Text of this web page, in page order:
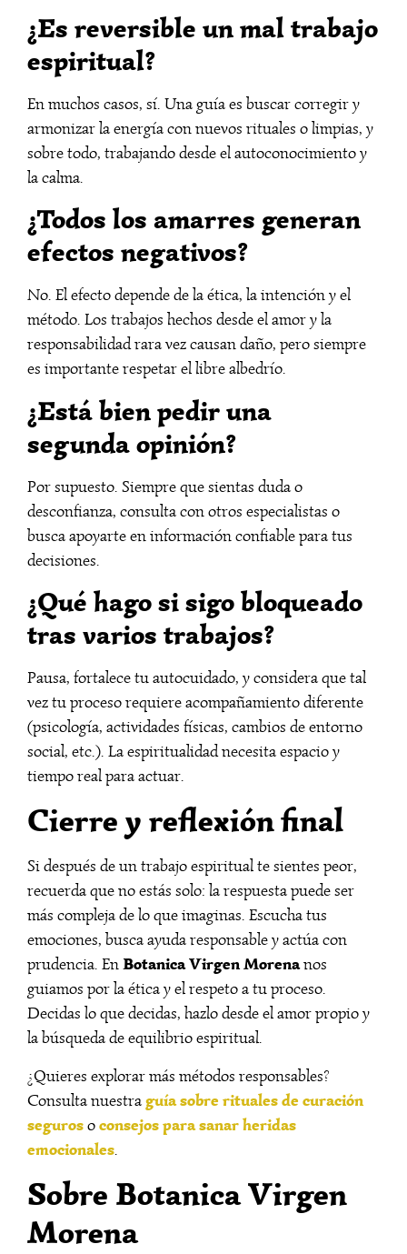
¿Es reversible un mal trabajo
espiritual?
En muchos casos, sí. Una guía es buscar corregir y
armonizar la energía con nuevos rituales o limpias, y
sobre todo, trabajando desde el autoconocimiento y
la calma.
¿Todos los amarres generan
efectos negativos?
No. El efecto depende de la ética, la intención y el
método. Los trabajos hechos desde el amor y la
responsabilidad rara vez causan daño, pero siempre
es importante respetar el libre albedrío.
¿Está bien pedir una
segunda opinión?
Por supuesto. Siempre que sientas duda o
desconfianza, consulta con otros especialistas o
busca apoyarte en información confiable para tus
decisiones.
¿Qué hago si sigo bloqueado
tras varios trabajos?
Pausa, fortalece tu autocuidado, y considera que tal
vez tu proceso requiere acompañamiento diferente
(psicología, actividades físicas, cambios de entorno
social, etc.). La espiritualidad necesita espacio y
tiempo real para actuar.
Cierre y reflexión final
Si después de un trabajo espiritual te sientes peor,
recuerda que no estás solo: la respuesta puede ser
más compleja de lo que imaginas. Escucha tus
emociones, busca ayuda responsable y actúa con
prudencia. EnBotanica Virgen Morenanos
guiamos por la ética y el respeto a tu proceso.
Decidas lo que decidas, hazlo desde el amor propio y
la búsqueda de equilibrio espiritual.
¿Quieres explorar más métodos responsables?
Consulta nuestraguía sobre rituales de curación
segurosoconsejos para sanar heridas
emocionales.
Sobre Botanica Virgen
Morena